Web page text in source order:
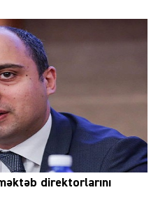
direktorlarını